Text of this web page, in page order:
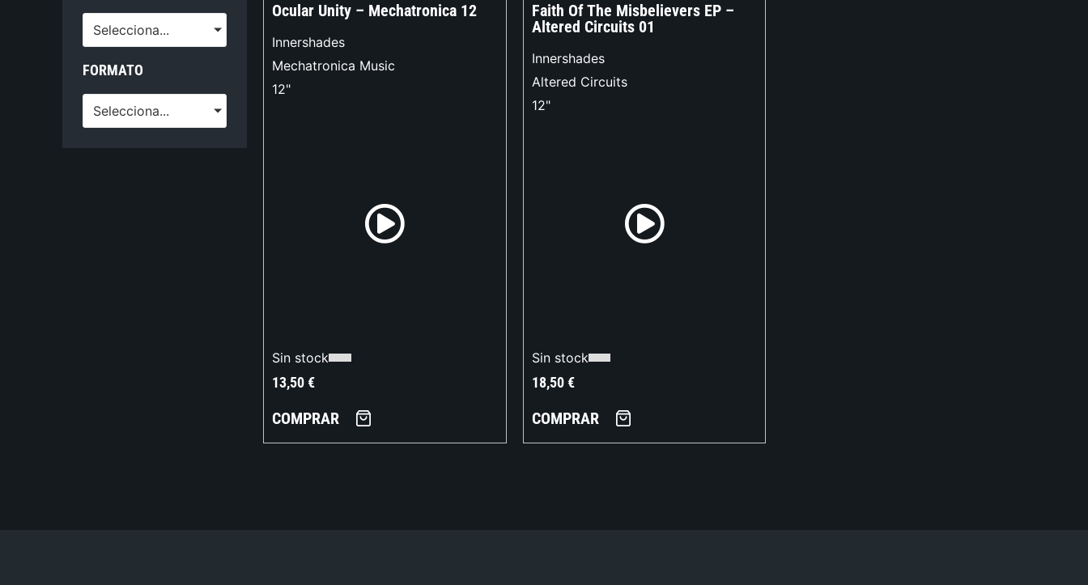
Selecciona...
FORMATO
Selecciona...
Ocular Unity – Mechatronica 12
Innershades
Mechatronica Music
12"
Sin stock
13,50€
COMPRAR
Faith Of The Misbelievers EP –
Altered Circuits 01
Innershades
Altered Circuits
12"
Sin stock
18,50€
COMPRAR